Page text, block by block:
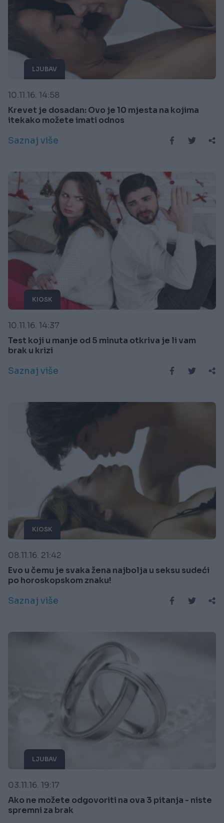
LJUBAV
10.11.16. 14:58
Krevet je dosadan: Ovo je 10 mjesta na kojima
itekako možete imati odnos
Saznaj više
KIOSK
10.11.16. 14:37
Test koji u manje od 5 minuta otkriva je li vam
brak u krizi
Saznaj više
KIOSK
08.11.16. 21:42
Evo u čemu je svaka žena najbolja u seksu sudeći
po horoskopskom znaku!
Saznaj više
LJUBAV
03.11.16. 19:17
Ako ne možete odgovoriti na ova 3 pitanja - niste
spremni za brak